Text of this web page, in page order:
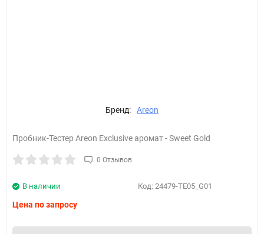
Бренд: Areon
Пробник-Тестер Areon Exclusive аромат - Sweet Gold
0 Отзывов
В наличии Код: 24479-TE05_G01
Цена по запросу